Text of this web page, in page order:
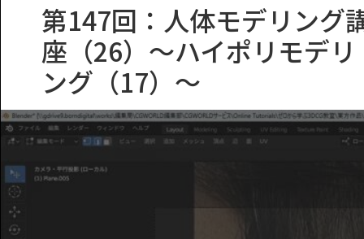
第147回：人体モデリング
座（26）～ハイポリモデリ
ング（17）～